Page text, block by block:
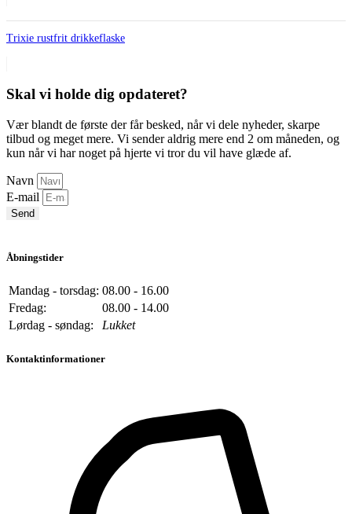
Trixie rustfrit drikkeflaske
Skal vi holde dig opdateret?
Vær blandt de første der får besked, når vi dele nyheder, skarpe
tilbud og meget mere. Vi sender aldrig mere end 2 om måneden, og
kun når vi har noget på hjerte vi tror du vil have glæde af.
Navn
E-mail
Send
Åbningstider
Mandag - torsdag: 08.00 - 16.00
Fredag:
08.00 - 14.00
Lørdag - søndag:
Lukket
Kontaktinformationer